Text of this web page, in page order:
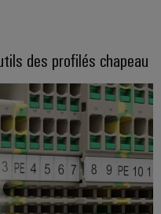
des profilés chapeau